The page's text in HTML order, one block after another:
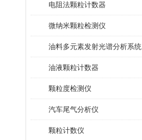
电阻法颗粒计数器
微纳米颗粒检测仪
油料多元素发射光谱分析系统
油液颗粒计数器
颗粒度检测仪
汽车尾气分析仪
颗粒计数仪